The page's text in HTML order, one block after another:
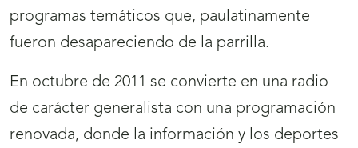
programas temáticos que, paulatinamente
fueron desapareciendo de la parrilla.
En octubre de 2011 se convierte en una radio
de carácter generalista con una programación
renovada, donde la información y los deportes